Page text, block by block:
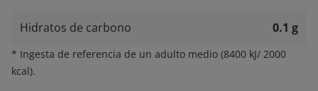
Hidratos de carbono 0.1 g
* Ingesta de referencia de un adulto medio (8400 kJ/ 2000
kcal).